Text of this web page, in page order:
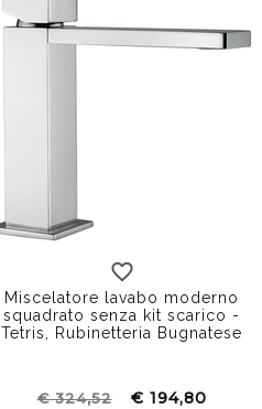
Miscelatore lavabo moderno
squadrato senza kit scarico -
Tetris, Rubinetteria Bugnatese
€ 324,52 € 194,80